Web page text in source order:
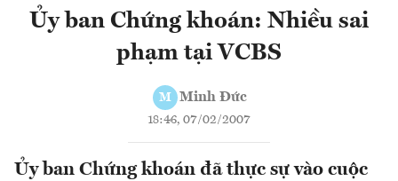
Ủy ban Chứng khoán: Nhiều sai
phạm tại VCBS
M Minh Đức
18:46, 07/02/2007
Ủy ban Chứng khoán đã thực sự vào cuộc